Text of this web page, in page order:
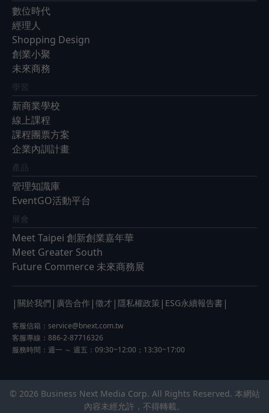
數位時代
經理人
Shopping Design
創業小聚
未來商務
學習
新商業學校
線上課程
課程團票方案
企業內訓計畫
產品
管理知識庫
EventGO活動平台
展會
Meet Taipei 創新創業嘉年華
Meet Greater South
Future Commerce 未來商務展
| 關於我們 | 廣告合作 | 徵才 | 隱私權政策 | ESG永續報告書 |
客服信箱： service@bnext.com.tw
客服專線：886-2-87716326
服務時間：週一 ～ 週五：09:30~12:00；13:30~17:00
© 2026 Business Next Media Corp. All Rights Reserved. 本網站
內容未經允許，不得轉載。